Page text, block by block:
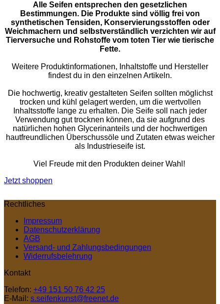
Alle Seifen entsprechen den gesetzlichen
Bestimmungen. Die Produkte sind völlig frei von
synthetischen Tensiden, Konservierungsstoffen oder
Weichmachern und selbstverständlich verzichten wir auf
Tierversuche und Rohstoffe vom toten Tier wie tierische
Fette.
Weitere Produktinformationen, Inhaltstoffe und Hersteller
findest du in den einzelnen Artikeln.
Die hochwertig, kreativ gestalteten Seifen sollten möglichst
trocken und kühl gelagert werden, um die wertvollen
Inhaltsstoffe lange zu erhalten. Die Seife soll nach jeder
Verwendung gut trocknen können, da sie aufgrund des
natürlichen hohen Glycerinanteils und der hochwertigen
hautfreundlichen Überschussöle und Zutaten etwas weicher
als Industrieseife ist.
Viel Freude mit den Produkten deiner Wahl!
Jetzt shoppen
Rechtliches
Impressum
Datenschutzerklärung
AGB
Versand- und Zahlungsbedingungen
Widerrufsbelehrung
Kontakt
Telefon: +49 151 50 76 42 25
E-Mail: s.seifenkunst@freenet.de